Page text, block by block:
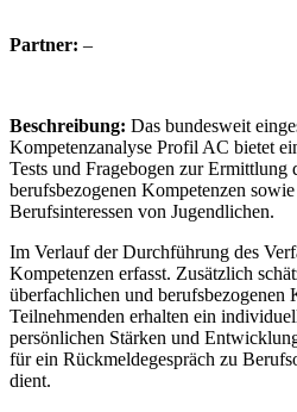
Partner: –
Beschreibung: Das bundesweit
Kompetenzanalyse Profil AC bietet
Tests und Fragebogen zur Ermittlung
berufsbezogenen Kompetenzen
Berufsinteressen von Jugendlichen.
Im Verlauf der Durchführung des
Kompetenzen erfasst. Zusätzlich
überfachlichen und berufsbezogenen
Teilnehmenden erhalten ein
persönlichen Stärken und
für ein Rückmeldegespräch zu
dient.